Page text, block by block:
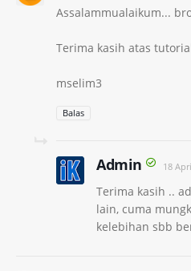
Assalammualaikum...
Terima kasih atas
mselim3
Balas
Admin 18
Terima kasih ..
lain, cuma
kelebihan sbb